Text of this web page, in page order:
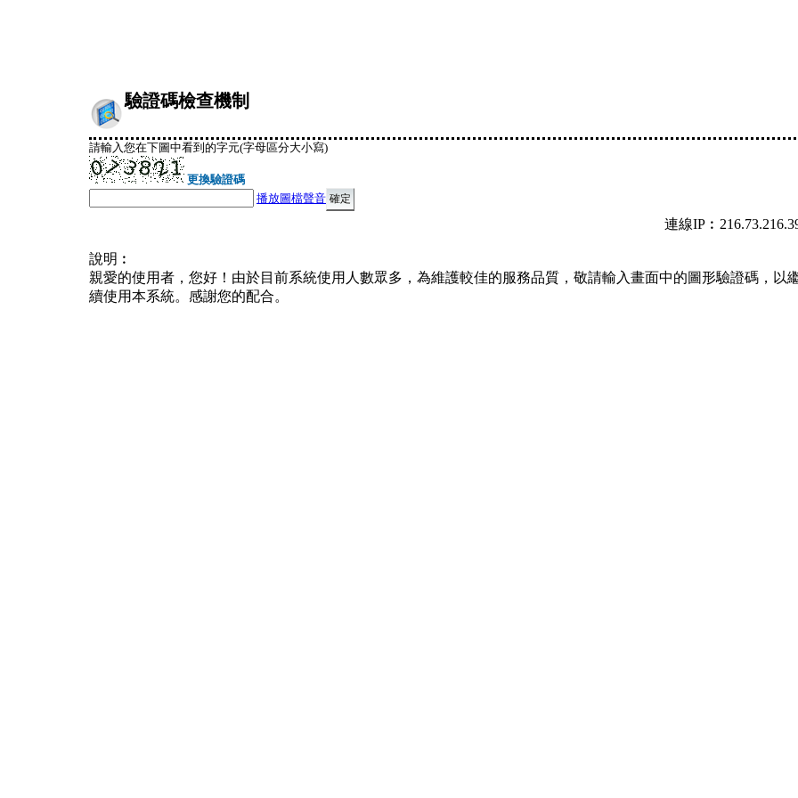
驗證碼檢查機制
請輸入您在下圖中看到的字元(字母區分大小寫)
更換驗證碼
播放圖檔聲音
連線
說明︰
親愛的使用者，您好！由於目前系統使用人數眾多，為維護較佳的服務品質，敬請輸入畫面中的圖形驗證碼，以
續使用本系統。感謝您的配合。